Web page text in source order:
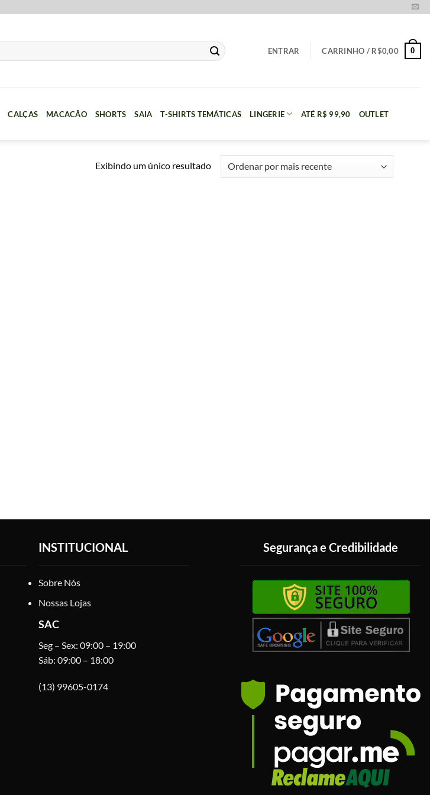
ENTRAR CARRINHO / R$0,00 0
CALÇAS MACACÃO SHORTS SAIA T-SHIRTS TEMÁTICAS LINGERIE ATÉ R$ 99,90 OUTLET
Exibindo um único resultado
INSTITUCIONAL
Sobre Nós
Nossas Lojas
SAC
Seg – Sex: 09:00 – 19:00
Sáb: 09:00 – 18:00
(13) 99605-0174
Segurança e Credibilidade